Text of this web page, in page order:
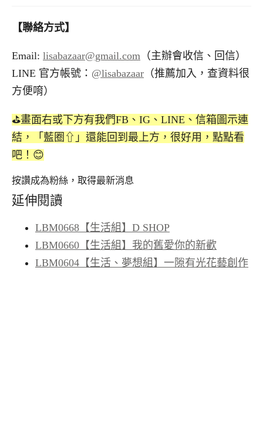
【聯絡方式】
Email: lisabazaar@gmail.com （主辦會收信、回信）
LINE 官方帳號： @lisabazaar （推薦加入，查資料很
方便唷）
⛳️畫面右或下方有我們FB、IG、LINE、信箱圖示連
結，「藍圈⇧」還能回到最上方，很好用，點點看
吧！😊
按讚成為粉絲，取得最新消息
延伸閱讀
LBM0668【生活組】D SHOP
LBM0660【生活組】我的舊愛你的新歡
LBM0604【生活、夢想組】一隙有光花藝創作